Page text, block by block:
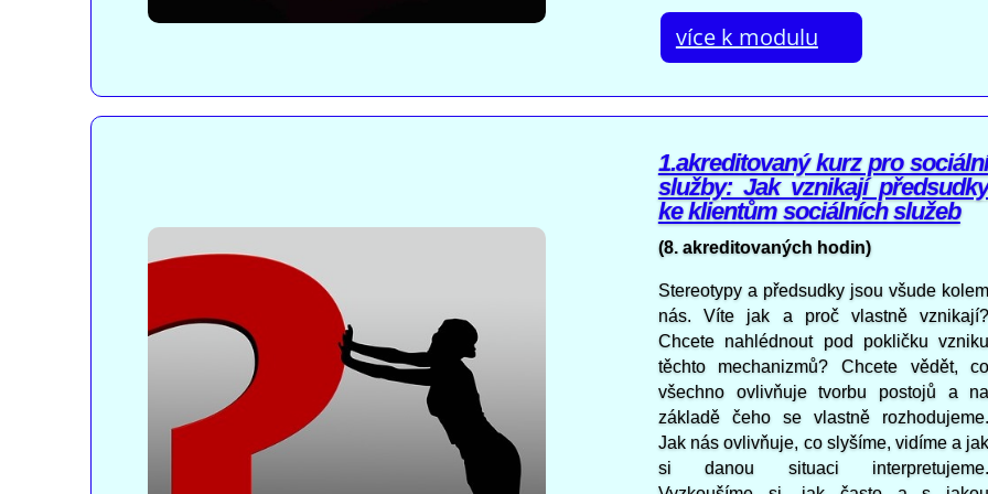
více k modulu
1.akreditovaný kurz pro
služby: Jak vznikají
ke klientům sociálních služeb
(8. akreditovaných hodin)
Stereotypy a předsudky jsou všude kolem
nás. Víte jak a proč vlastně vznikají?
Chcete nahlédnout pod pokličku vzniku
těchto mechanizmů? Chcete vědět, co
všechno ovlivňuje tvorbu postojů a na
základě čeho se vlastně rozhodujeme.
Jak nás ovlivňuje, co slyšíme, vidíme a jak
si danou situaci interpretujeme.